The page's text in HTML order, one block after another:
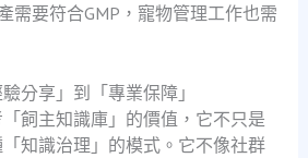
需要符合GMP，寵物管理工作也需
分享」到「專業保障」
飼主知識庫」的價值，它不只是
知識治理」的模式。它不像社群